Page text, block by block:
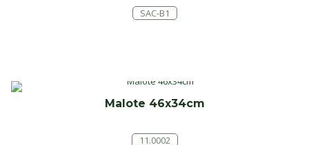
SAC-B1
Malote 46x34cm
11.0002